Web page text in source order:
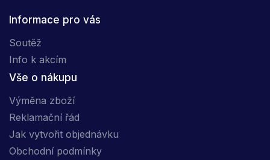
Informace pro vás
Soutěž
Info k akcím
Vše o nákupu
Výměna zboží
Reklamační řád
Jak vytvořit objednávku
Obchodní podmínky